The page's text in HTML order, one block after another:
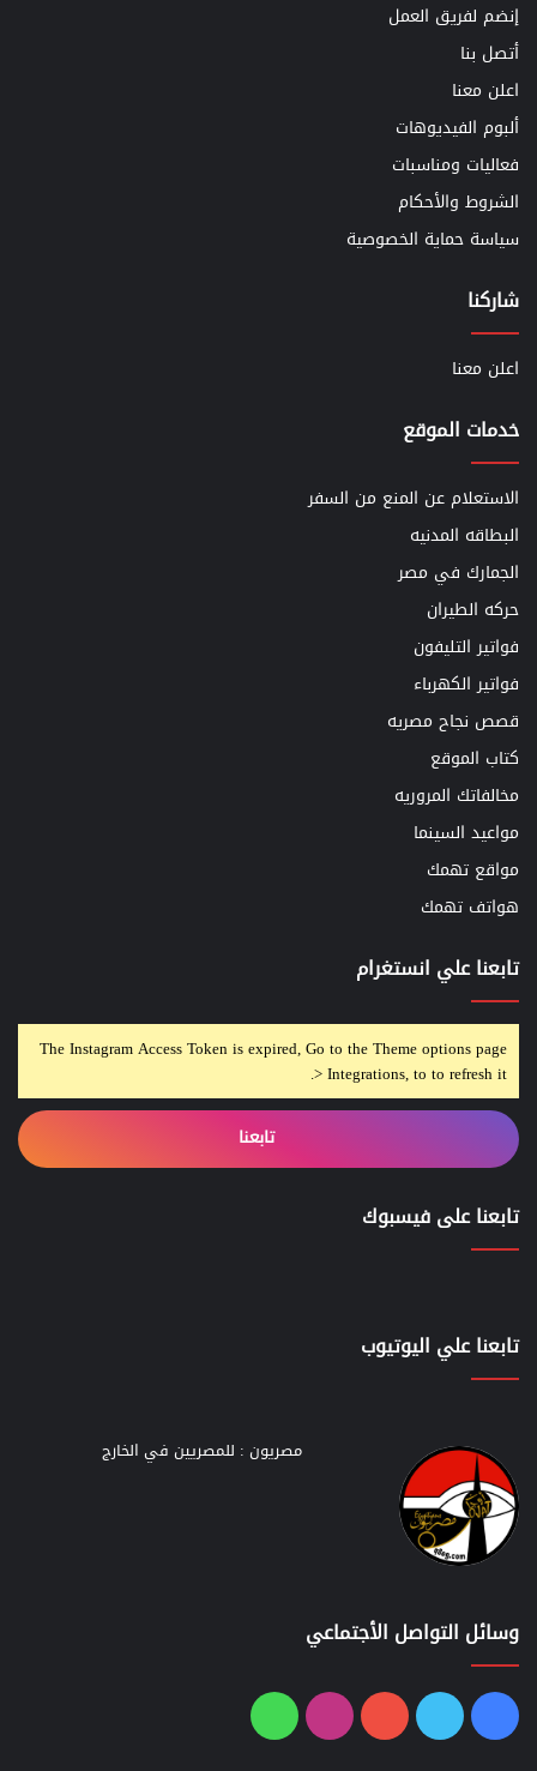
إنضم لفريق العمل
أتصل بنا
اعلن معنا
ألبوم الفيديوهات
فعاليات ومناسبات
الشروط والأحكام
سياسة حماية الخصوصية
شاركنا
اعلن معنا
خدمات الموقع
الاستعلام عن المنع من السفر
البطاقه المدنيه
الجمارك في مصر
حركه الطيران
فواتير التليفون
فواتير الكهرباء
قصص نجاح مصريه
كتاب الموقع
مخالفاتك المروريه
مواعيد السينما
مواقع تهمك
هواتف تهمك
تابعنا علي انستغرام
The Instagram Access Token is expired, Go to the Theme options page
> Integrations, to to refresh it.
تابعنا
تابعنا على فيسبوك
تابعنا علي اليوتيوب
مصريون : للمصريين في الخارج
وسائل التواصل الأجتماعي
فيسبوك
تويتر يوتيوبانستقرامواتساب